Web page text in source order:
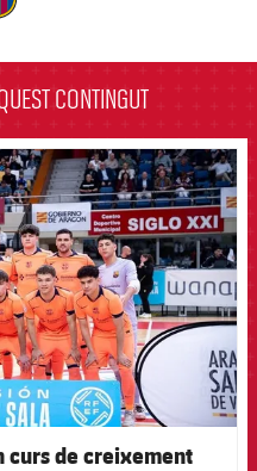
CONTINGUT
Barcelona badge
curs de creixement